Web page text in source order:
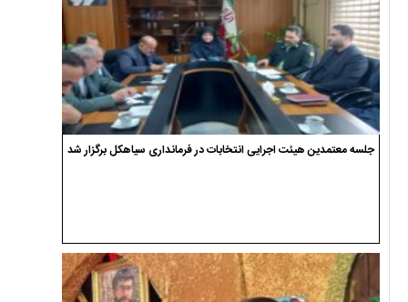
جلسه معتمدین هیئت اجرایی انتخابات در فرمانداری سیاهکل برگزار شد